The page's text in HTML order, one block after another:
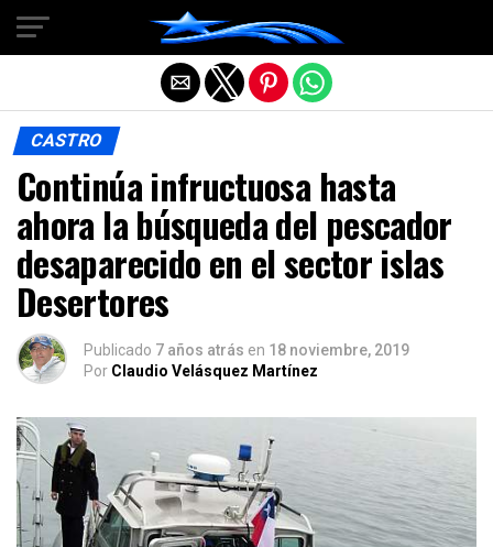
CASTRO
Continúa infructuosa hasta
ahora la búsqueda del pescador
desaparecido en el sector islas
Desertores
Publicado 7 años atrás en 18 noviembre, 2019
Por Claudio Velásquez Martínez
Salir de la versión móvil